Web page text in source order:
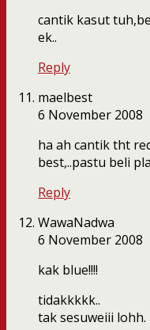
cantik kasut
ek..
Reply
maelbest
6 November 2008
ha ah cantik tht
best,..pastu beli
Reply
WawaNadwa
6 November 2008
kak blue!!!!
tidakkkkk..
tak sesuweiii lohh.